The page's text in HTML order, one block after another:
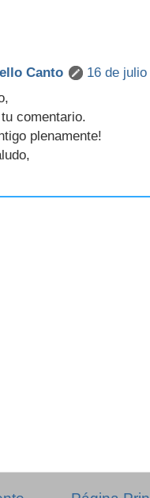
Canto
16 de
comentario.
plenamente!